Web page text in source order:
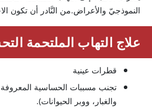
النموذجيّ والأعراض.من النَّادر أن تكون
علاج التهاب الملتحمة
قطرات عينية
تجنب مسببات الحساسية
والغبار، ووبر الحيوانات).